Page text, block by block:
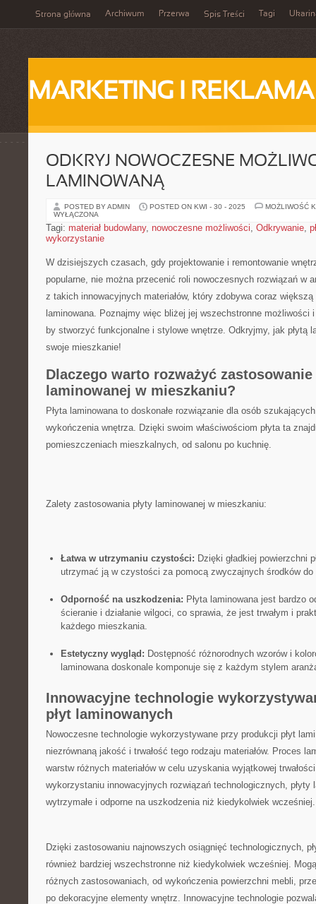
Strona główna Archiwum Przerwa Spis Treści Tagi
MARKETING I REKLAMA
ODKRYJ NOWOCZESNE
LAMINOWANĄ
POSTED BY ADMIN POSTED ON KWI - 30 - 2025
MOŻLIWOŚĆ
WYŁĄCZONA
Tagi: materiał budowlany, nowoczesne możliwości, Odkrywanie,
wykorzystanie
W dzisiejszych⁣ czasach, gdy projektowanie i‌ remontowanie
popularne, nie można przecenić roli nowoczesnych rozwiązań ‍w
z takich innowacyjnych materiałów, który zdobywa⁤ coraz większą‌
laminowana. Poznajmy więc bliżej jej wszechstronne
by stworzyć funkcjonalne i stylowe wnętrze. Odkryjmy, jak⁣ płytą
swoje mieszkanie!
Dlaczego warto rozważyć zastosowanie
laminowanej⁢ w ‍mieszkaniu?
Płyta laminowana to ‍doskonałe rozwiązanie‍ dla osób
wykończenia wnętrza. Dzięki swoim właściwościom płyta ta
pomieszczeniach mieszkalnych, od‍ salonu po kuchnię.
Zalety zastosowania płyty laminowanej w mieszkaniu:
Łatwa ‌w utrzymaniu czystości: Dzięki gładkiej powierzchni
utrzymać ją w⁣ czystości za pomocą zwyczajnych ⁣środków
Odporność na uszkodzenia: Płyta laminowana jest bardzo
ścieranie i działanie wilgoci, co sprawia, że jest trwałym ​i
każdego mieszkania.
Estetyczny wygląd: Dostępność różnorodnych wzorów i
laminowana ⁤doskonale komponuje się ⁣z⁢ każdym⁢ stylem
Innowacyjne technologie
płyt laminowanych
Nowoczesne technologie wykorzystywane przy produkcji płyt
niezrównaną jakość i⁣ trwałość tego ​rodzaju materiałów. Proces
warstw różnych materiałów w celu uzyskania wyjątkowej
wykorzystaniu innowacyjnych rozwiązań technologicznych, płyty
wytrzymałe i odporne na uszkodzenia niż kiedykolwiek wcześniej.
Dzięki zastosowaniu najnowszych osiągnięć technologicznych,
również bardziej wszechstronne niż kiedykolwiek wcześniej.
różnych zastosowaniach, od wykończenia powierzchni mebli,
po dekoracyjne elementy wnętrz. Innowacyjne technologie